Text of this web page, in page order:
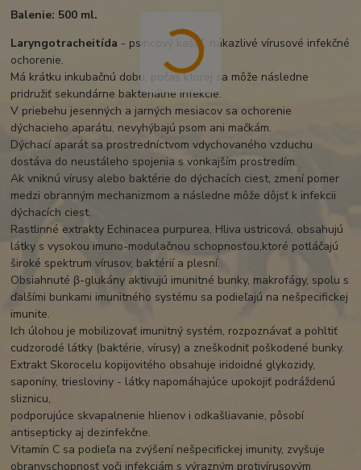
Balenie: 500 ml.
Laryngotracheitída - psincový kašeľ, nákazlivé vírusové infekčné
ochorenie.
Má krátku inkubačnú dobu, počas ktorej sa môže následne
pridružiť sekundárne bakteriálne infekcie.
V priebehu jesenných a jarných mesiacov sa ochorenie
dýchacieho aparátu, nevyhýbajú psom ani mačkám.
Dýchací aparát sa prostredníctvom vdychovaného vzduchu
dostáva do neustáleho spojenia s vonkajším prostredím.
Ak vniknú vírusy alebo baktérie do dýchacích ciest, zmení pomer
medzi obranným mechanizmom a následne môže dôjsť k infekcii
dýchacích ciest.
Rastlinné extrakty Echinacea purpurea, Hliva ustricová, obsahujú
látky s vysokou imuno-modulačnou schopnosťou,ktoré potláčajú
široké spektrum vírusov, baktérií a plesní.
Obsiahnuté β-glukány aktivujú imunitné bunky, makrofágy, spolu s
ďalšími bunkami imunitného systému sa podieľajú na nešpecifickej
imunite.
Ich úlohou je mobilizovať imunitný systém, rozpoznávať a pohltiť
cudzorodé látky (baktérie, vírusy) a zneškodniť poškodené bunky.
Extrakt Skorocelu kopijovitého obsahuje iridoidné glykozidy,
saponíny, triesloviny - látky napomáhajúce upokojiť podráždenú
sliznicu,
podporujúce skvapalnenie hlienov i odkašliavanie, pôsobí
antisepticky aj dezinfekčne.
Vitamín C sa podieľa na zvýšení nešpecifickej imunity, zvyšuje
obranyschopnosť voči infekciám s výrazným protivírusovým